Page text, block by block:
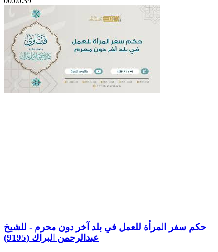
حكم سفر المرأة للعمل في بلد آخر دون محرم - للشيخ
عبدالرحمن البراك (9195)